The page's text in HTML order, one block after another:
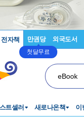
전자책 만권당
첫달무료
외국도서
eBook
트셀러 새로나온책 이